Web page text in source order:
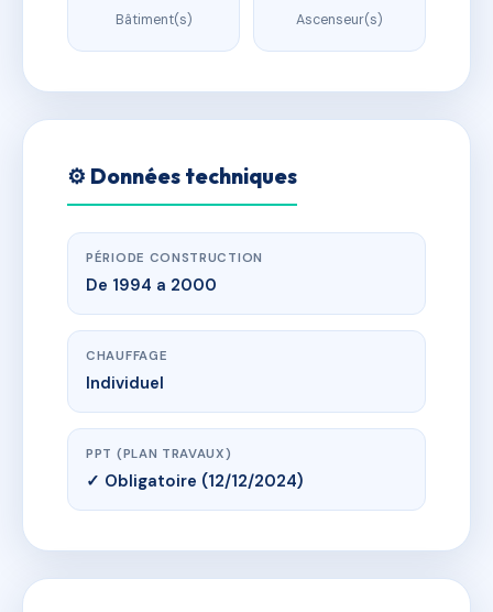
Bâtiment(s) Ascenseur(s)
⚙️ Données techniques
PÉRIODE CONSTRUCTION
De 1994 a 2000
CHAUFFAGE
Individuel
PPT (PLAN TRAVAUX)
✓ Obligatoire (12/12/2024)